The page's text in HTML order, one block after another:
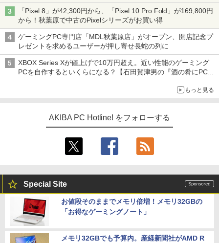
「Pixel 8」が42,300円から、「Pixel 10 Pro Fold」が169,800円
から！秋葉原で中古のPixelシリーズがお買い得
ゲーミングPC専門店「MDL秋葉原店」がオープン、開店記念プ
レゼントを求めるユーザーが押し寄せ長蛇の列に
XBOX Series Xが値上げで10万円超え。近い性能のゲーミング
PCを自作するといくらになる？【石田賀津男の『酒の肴にPCゲ
もっと見る
AKIBA PC Hotline! をフォローする
Special Site
お値段そのままでメモリ倍増！メモリ32GBの
「お得なゲーミングノート」
メモリ32GBでも予算内。産経新聞社がAMD R